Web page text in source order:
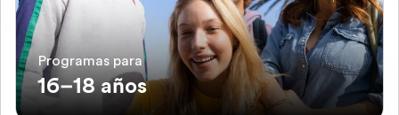
Programas para
16–18 años